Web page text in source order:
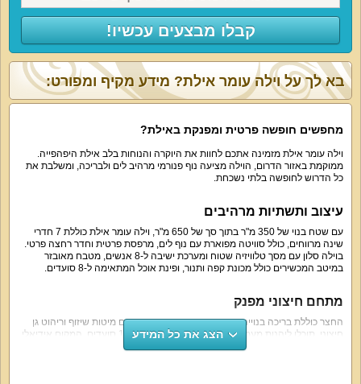
קבלו מבצעים עכשיו!
בא לך על וילה עומר אילת? מידע מקיף ומפורט:
מחפשים חופשה פרטית ומפנקת באילת?
וילה עומר אילת מזמינה אתכם לחוות את היוקרה והנוחות בלב אילת היפהפייה.
ממוקמת באזור הדרום, הוילה מציעה נוף פנורמי מרהיב לים ולבריכה, ומשלבת את
כל הדרוש לחופשה בלתי נשכחת.
עיצוב ותשתיות מרהיבים
עם שטח בנוי של 350 מ"ר בתוך סך של 650 מ"ר, וילה עומר אילת כוללת 7 חדרי
שינה מרווחים, כולל סוויטה מפוארת עם נוף לים, מרפסת פרטית וחדר רחצה פרטי.
בוילה סלון עם מסך טלוויזיה שטוח ומערכת ישיבה ל-8 אנשים, מטבח מאובזר
במיטב המכשירים כולל מכונת קפה ותנור, ופינת אוכל המתאימה ל-8 סועדים.
מתחם חיצוני מפנק
החצר כוללת בריכה בנוייה מגודרת ופינות ישיבה נוחות עם מיטות שיזוף וריהוט גן
חיצוני. תוכלו ליהנות מעמדת מנגל BBQ ושולחן גינה ל-10 סועדים. המקום אידיאלי
לאירוח משפחות, זוגות וקבוצות חברים ומתאים גם לאירועים פרטיים בתיאום מראש,
הצג את כל המידע